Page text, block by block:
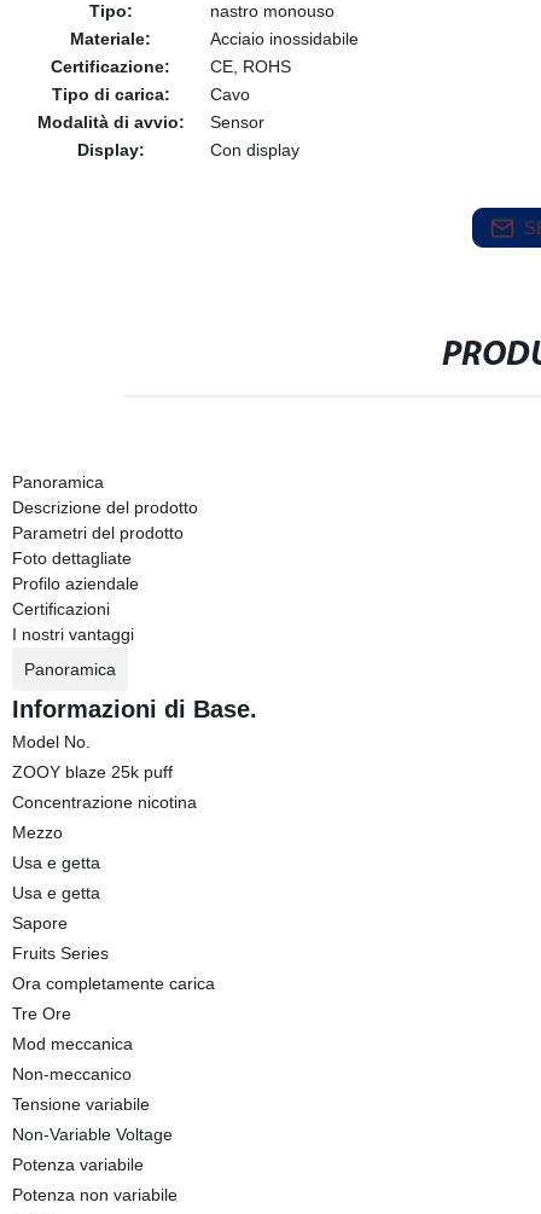
Tipo:
nastro monouso
Materiale:
Acciaio inossidabile
Certificazione:
CE, ROHS
Tipo di carica:
Cavo
Modalità di avvio:
Sensor
Display:
Con display
Panoramica
Descrizione del prodotto
Parametri del prodotto
Foto dettagliate
Profilo aziendale
Certificazioni
I nostri vantaggi
Panoramica
Informazioni di Base.
Model No.
ZOOY blaze 25k puff
Concentrazione nicotina
Mezzo
Usa e getta
Usa e getta
Sapore
Fruits Series
Ora completamente carica
Tre Ore
Mod meccanica
Non-meccanico
Tensione variabile
Non-Variable Voltage
Potenza variabile
Potenza non variabile